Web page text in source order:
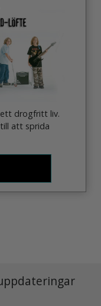
drogfritt liv.
att sprida